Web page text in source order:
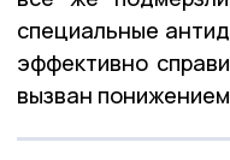
специальные
эффективно
вызван